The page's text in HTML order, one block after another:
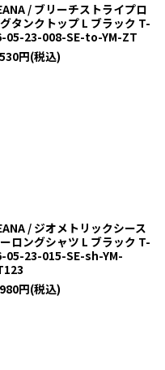
/ ブリーチストライプロ
タンクトップ L ブラック T-
05-23-008-SE-to-YM-ZT
円(税込)
/ ジオメトリックシース
ロングシャツ L ブラック T-
05-23-015-SE-sh-YM-
円(税込)